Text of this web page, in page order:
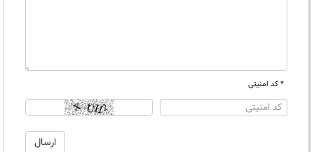
* کد امنیتی